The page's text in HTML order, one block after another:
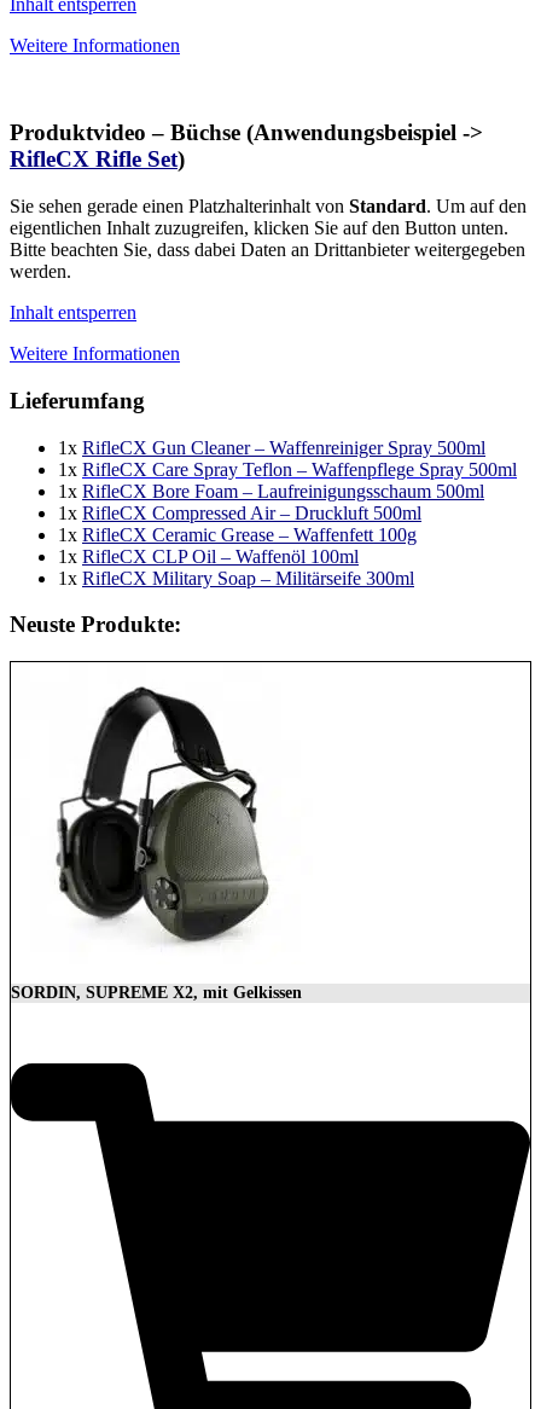
Weitere Informationen
Produktvideo – Büchse (Anwendungsbeispiel ->
RifleCX Rifle Set)
Sie sehen gerade einen Platzhalterinhalt von Standard. Um auf den
eigentlichen Inhalt zuzugreifen, klicken Sie auf den Button unten.
Bitte beachten Sie, dass dabei Daten an Drittanbieter weitergegeben
werden.
Inhalt entsperren
Weitere Informationen
Lieferumfang
1x RifleCX Gun Cleaner – Waffenreiniger Spray 500ml
1x RifleCX Care Spray Teflon – Waffenpflege Spray 500ml
1x RifleCX Bore Foam – Laufreinigungsschaum 500ml
1x RifleCX Compressed Air – Druckluft 500ml
1x RifleCX Ceramic Grease – Waffenfett 100g
1x RifleCX CLP Oil – Waffenöl 100ml
1x RifleCX Military Soap – Militärseife 300ml
Neuste Produkte:
SORDIN, SUPREME X2, mit Gelkissen